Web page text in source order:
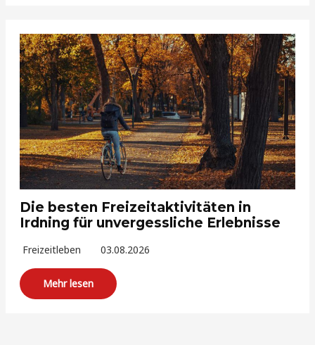
Die besten Freizeitaktivitäten in
Irdning für unvergessliche Erlebnisse
Freizeitleben 03.08.2026
Mehr lesen